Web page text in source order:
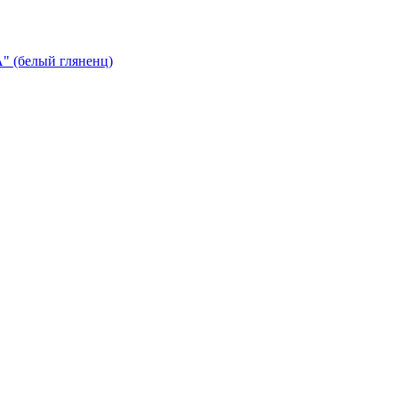
(белый гляненц)